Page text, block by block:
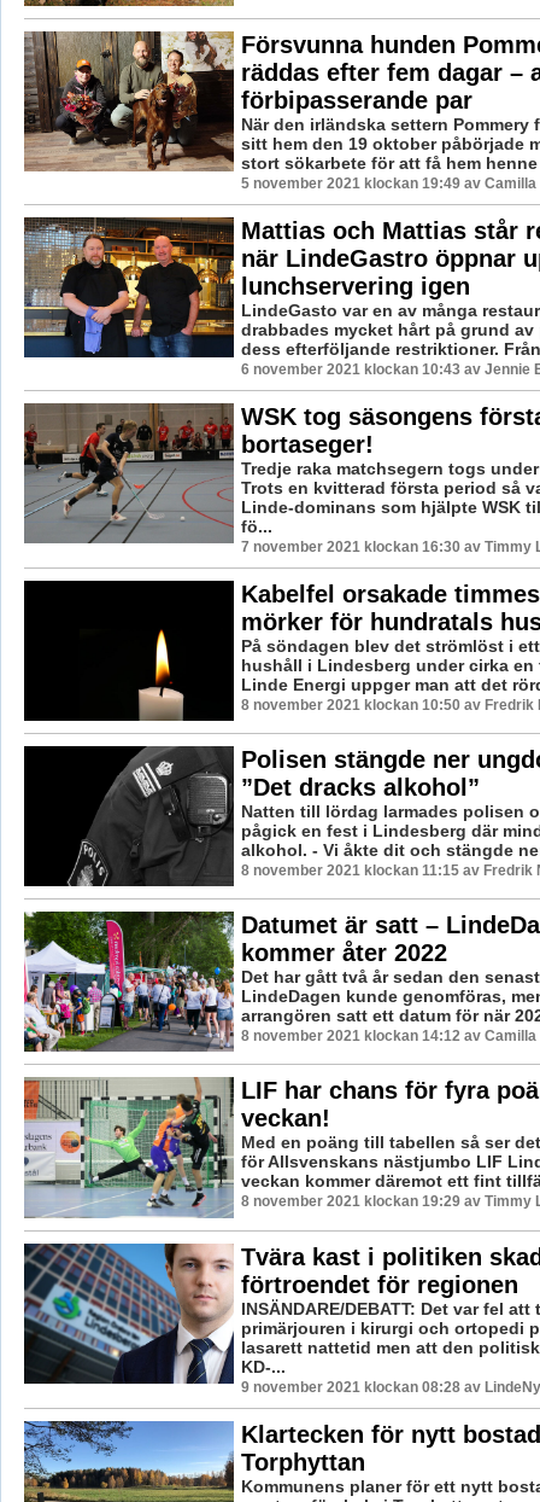
Försvunna hunden
räddas efter fem dagar –
förbipasserande par
När den irländska settern Pommery
sitt hem den 19 oktober påbörjade
stort sökarbete för att få hem henne
5 november 2021 klockan 19:49 av Camilla
Mattias och Mattias står
när LindeGastro öppnar
lunchservering igen
LindeGasto var en av många
drabbades mycket hårt på grund av
dess efterföljande restriktioner.
6 november 2021 klockan 10:43 av Jennie
WSK tog säsongens
bortaseger!
Tredje raka matchsegern togs
Trots en kvitterad första period så
Linde-dominans som hjälpte WSK
fö...
7 november 2021 klockan 16:30 av Timmy
Kabelfel orsakade
mörker för hundratals
På söndagen blev det strömlöst i
hushåll i Lindesberg under cirka en
Linde Energi uppger man att det
8 november 2021 klockan 10:50 av Fredrik
Polisen stängde ner
”Det dracks alkohol”
Natten till lördag larmades polisen
pågick en fest i Lindesberg där
alkohol. - Vi åkte dit och stängde
8 november 2021 klockan 11:15 av Fredrik
Datumet är satt –
kommer åter 2022
Det har gått två år sedan den
LindeDagen kunde genomföras,
arrangören satt ett datum för när
8 november 2021 klockan 14:12 av Camilla
LIF har chans för fyra
veckan!
Med en poäng till tabellen så ser
för Allsvenskans nästjumbo LIF
veckan kommer däremot ett fint
8 november 2021 klockan 19:29 av Timmy
Tvära kast i politiken
förtroendet för regionen
INSÄNDARE/DEBATT: Det var fel att
primärjouren i kirurgi och ortopedi
lasarett nattetid men att den
KD-...
9 november 2021 klockan 08:28 av
Klartecken för nytt
Torphyttan
Kommunens planer för ett nytt